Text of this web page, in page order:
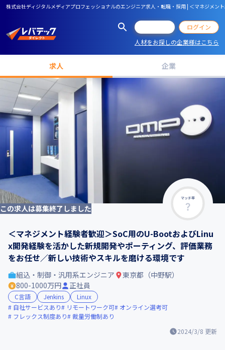
株式会社ディジタルメディアプロフェッショナルのエンジニア求人・転職・採用 | ＜マネジメ
ログイン
人材をお探しの企業様はこちら
求人 企業
マッチ率
この求人は募集終了しました
＜マネジメント経験者歓迎＞SoC用のU-BootおよびLinu
x開発経験を活かした新規開発やポーティング、評価業務
をお任せ／新しい技術やスキルを磨ける環境です
2024/3/8 更新
組込・制御・汎用系エンジニア
東京都（中野駅）
800-1000万円
正社員
C言語 Jenkins
Linux
自社サービスあり
リモートワーク可
オンライン選考可
フレックス制度あり
裁量労働制あり